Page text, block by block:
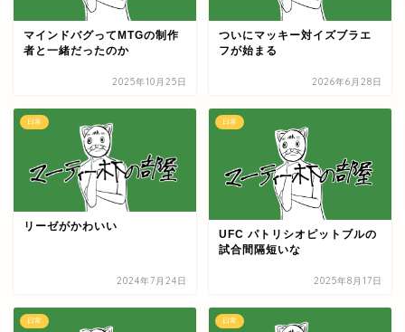
マインドバグってMTGの制作
者と一緒だったのか
2025年10月25日
ついにマッキー対イズブラエ
フが始まる
2026年6月28日
日常
リーゼがかわいい
2024年7月24日
日常
UFC パトリシオピットブルの
試合間隔短いな
2025年8月17日
日常 日常